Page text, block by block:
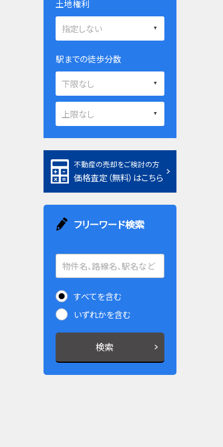
土地権利
駅までの徒歩分数
不動産の売却をご検討の方
価格査定（無料）はこちら
フリーワード検索
すべてを含む
いずれかを含む
検索